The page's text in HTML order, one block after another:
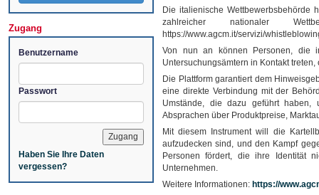
Zugang
Benutzername
Passwort
Haben Sie Ihre Daten
vergessen?
Die italienische Wettbewerbsbehörde
zahlreicher nationaler
https://www.agcm.it/servizi/
Von nun an können Personen, die
Untersuchungsämtern in Kontakt
Die Plattform garantiert dem
eine direkte Verbindung mit der
Umstände, die dazu geführt haben,
Absprachen über Produktpreise,
Mit diesem Instrument will die
aufzudecken sind, und den Kampf
Personen fördert, die ihre Identität
Unternehmen.
Weitere Informationen: https://